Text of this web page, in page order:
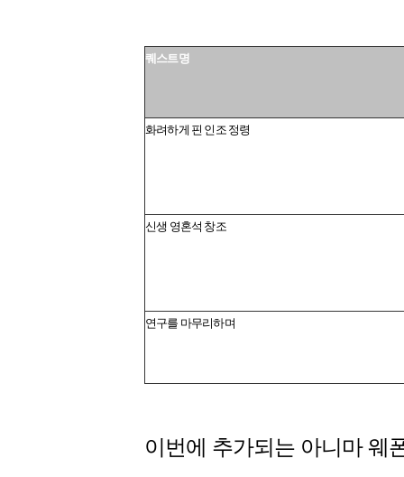
퀘스트명
화려하게 핀 인조 정령
신생 영혼석 창조
연구를 마무리하며
이번에 추가되는 아니마 웨